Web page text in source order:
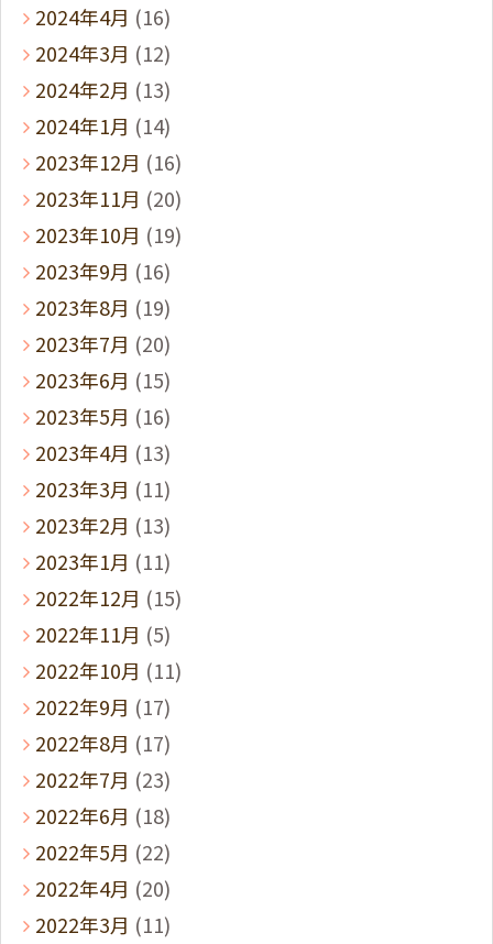
2024年4月 (16)
2024年3月 (12)
2024年2月 (13)
2024年1月 (14)
2023年12月 (16)
2023年11月 (20)
2023年10月 (19)
2023年9月 (16)
2023年8月 (19)
2023年7月 (20)
2023年6月 (15)
2023年5月 (16)
2023年4月 (13)
2023年3月 (11)
2023年2月 (13)
2023年1月 (11)
2022年12月 (15)
2022年11月 (5)
2022年10月 (11)
2022年9月 (17)
2022年8月 (17)
2022年7月 (23)
2022年6月 (18)
2022年5月 (22)
2022年4月 (20)
2022年3月 (11)